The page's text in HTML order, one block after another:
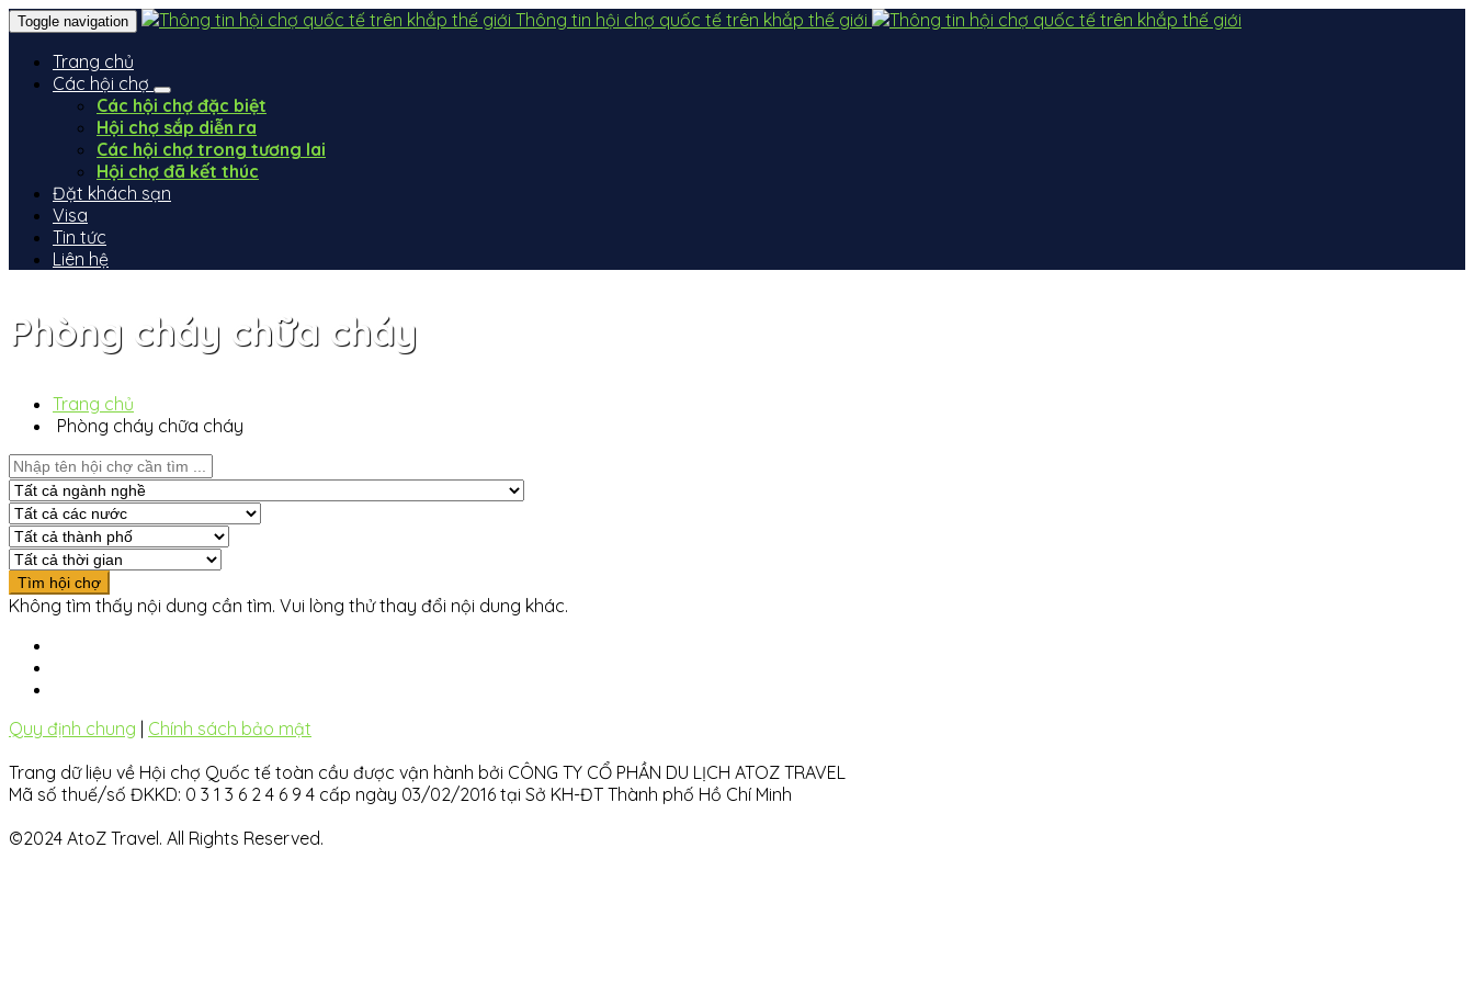
Toggle navigation
Thông tin hội chợ quốc tế trên khắp thế giới
Trang chủ
Các hội chợ
Các hội chợ đặc biệt
Hội chợ sắp diễn ra
Các hội chợ trong tương lai
Hội chợ đã kết thúc
Đặt khách sạn
Visa
Tin tức
Liên hệ
Phòng cháy chữa cháy
Trang chủ
Phòng cháy chữa cháy
Không tìm thấy nội dung cần tìm. Vui lòng thử thay đổi nội dung khác.
Quy định chung
Chính sách bảo mật
Trang dữ liệu về Hội chợ Quốc tế toàn cầu được vận hành bởi CÔNG TY CỔ PHẦN DU LỊCH ATOZ TRAVEL
Mã số thuế/số ĐKKD: 0 3 1 3 6 2 4 6 9 4 cấp ngày 03/02/2016 tại Sở KH-ĐT Thành phố Hồ Chí Minh
©2024 AtoZ Travel. All Rights Reserved.